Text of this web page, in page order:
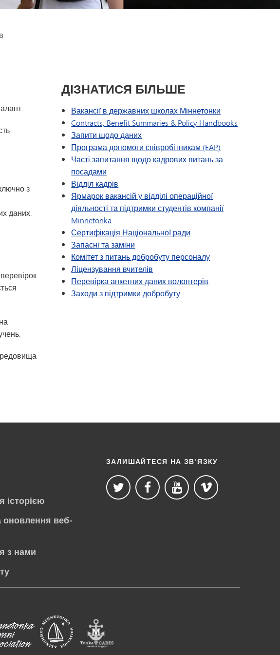
Проект «Lead the Way»
Спеціальна освіта
з
даних.
ДІЗНАТИСЯ БІЛЬШЕ
Вакансії в державних школах Міннетонки
Contracts, Benefit Summaries & Policy Handbooks
Запити щодо даних
Програма допомоги співробітникам (EAP)
Часті запитання щодо кадрових питань за
посадами
Відділ кадрів
Ярмарок вакансій у відділі операційної
діяльності та підтримки студентів компанії
Minnetonka
Сертифікація Національної ради
Запасні та заміни
Комітет з питань добробуту персоналу
Ліцензування вчителів
Перевірка анкетних даних волонтерів
Заходи з підтримки добробуту
історією
оновлення веб-
з нами
ЗАЛИШАЙТЕСЯ НА ЗВ’ЯЗКУ